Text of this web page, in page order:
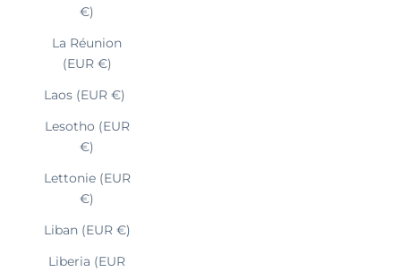
€)
La Réunion
(EUR €)
Laos (EUR €)
Lesotho (EUR
€)
Lettonie (EUR
€)
Liban (EUR €)
Liberia (EUR